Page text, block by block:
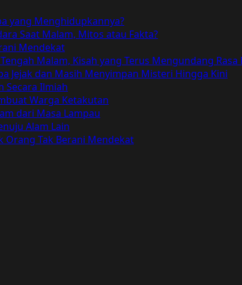
yang Menghidupkannya?
Saat Malam, Mitos atau Fakta?
Mendekat
Malam, Kisah yang Terus Mengundang Rasa
Jejak dan Masih Menyimpan Misteri Hingga Kini
Secara Ilmiah
Warga Ketakutan
dari Masa Lampau
Alam Lain
Orang Tak Berani Mendekat